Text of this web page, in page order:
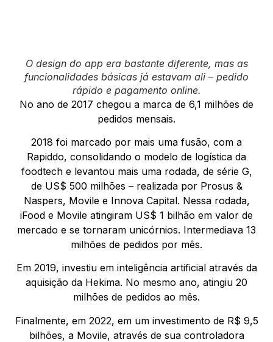
O design do app era bastante diferente, mas as
funcionalidades básicas já estavam ali – pedido
rápido e pagamento online.
No ano de 2017 chegou a marca de 6,1 milhões de
pedidos mensais.
2018 foi marcado por mais uma fusão, com a
Rapiddo, consolidando o modelo de logística da
foodtech e levantou mais uma rodada, de série G,
de US$ 500 milhões – realizada por Prosus &
Naspers, Movile e Innova Capital. Nessa rodada,
iFood e Movile atingiram US$ 1 bilhão em valor de
mercado e se tornaram unicórnios. Intermediava 13
milhões de pedidos por mês.
Em 2019, investiu em inteligência artificial através da
aquisição da Hekima. No mesmo ano, atingiu 20
milhões de pedidos ao mês.
Finalmente, em 2022, em um investimento de R$ 9,5
bilhões, a Movile, através de sua controladora